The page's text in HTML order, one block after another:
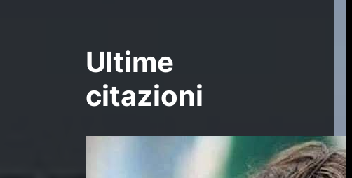
Ultime
citazioni